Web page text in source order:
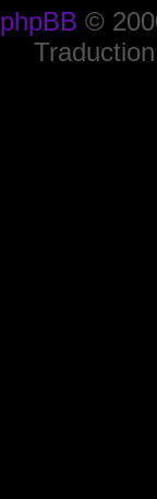
phpBB ©